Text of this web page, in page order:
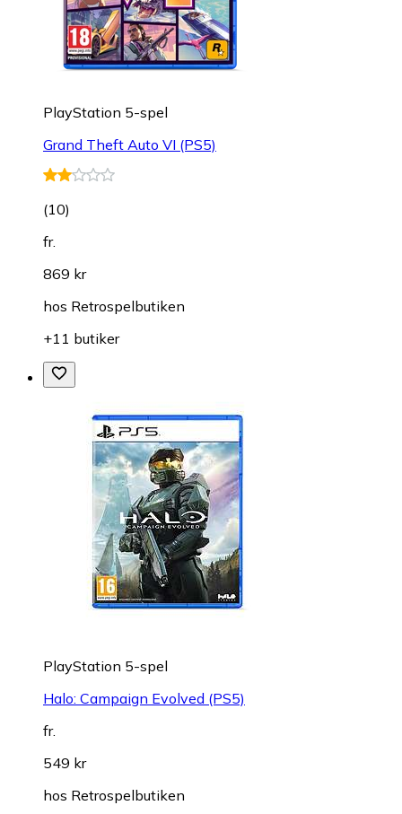
PlayStation 5-spel
Grand Theft Auto VI (PS5)
(10)
fr.
869 kr
hos Retrospelbutiken
+11 butiker
PlayStation 5-spel
Halo: Campaign Evolved (PS5)
fr.
549 kr
hos Retrospelbutiken